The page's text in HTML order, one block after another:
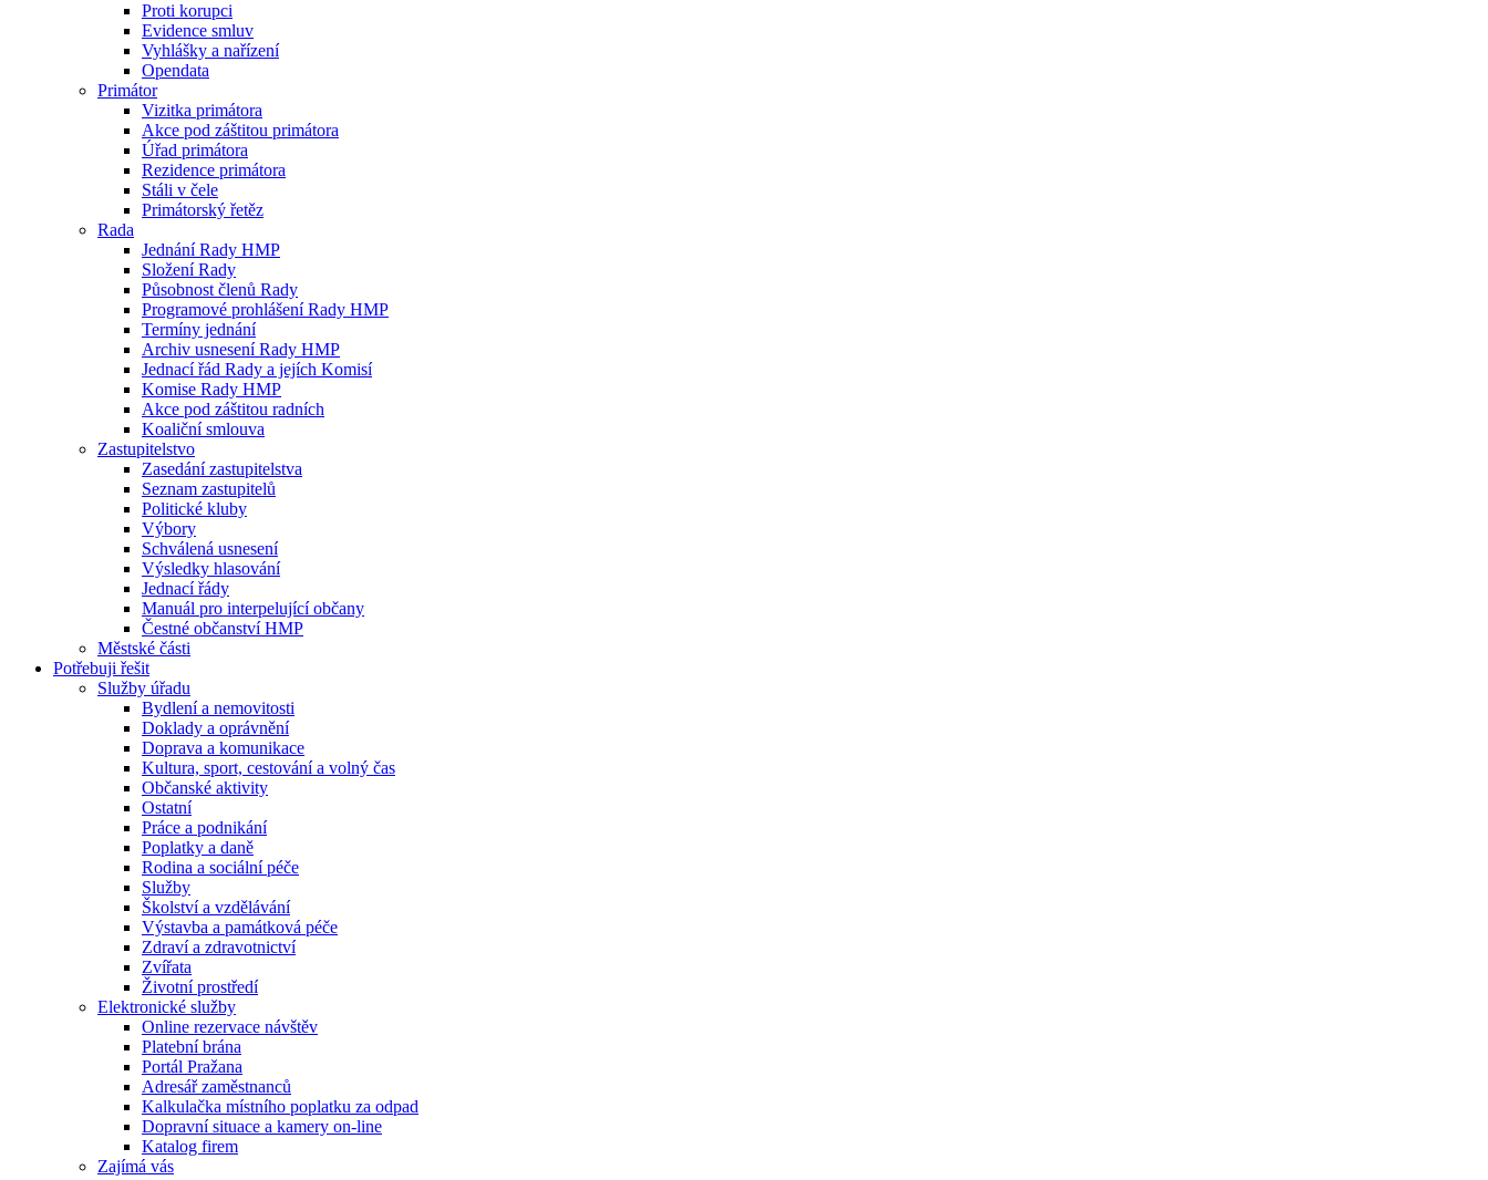
Proti korupci
Evidence smluv
Vyhlášky a nařízení
Opendata
Primátor
Vizitka primátora
Akce pod záštitou primátora
Úřad primátora
Rezidence primátora
Stáli v čele
Primátorský řetěz
Rada
Jednání Rady HMP
Složení Rady
Působnost členů Rady
Programové prohlášení Rady HMP
Termíny jednání
Archiv usnesení Rady HMP
Jednací řád Rady a jejích Komisí
Komise Rady HMP
Akce pod záštitou radních
Koaliční smlouva
Zastupitelstvo
Zasedání zastupitelstva
Seznam zastupitelů
Politické kluby
Výbory
Schválená usnesení
Výsledky hlasování
Jednací řády
Manuál pro interpelující občany
Čestné občanství HMP
Městské části
Potřebuji řešit
Služby úřadu
Bydlení a nemovitosti
Doklady a oprávnění
Doprava a komunikace
Kultura, sport, cestování a volný čas
Občanské aktivity
Ostatní
Práce a podnikání
Poplatky a daně
Rodina a sociální péče
Služby
Školství a vzdělávání
Výstavba a památková péče
Zdraví a zdravotnictví
Zvířata
Životní prostředí
Elektronické služby
Online rezervace návštěv
Platební brána
Portál Pražana
Adresář zaměstnanců
Kalkulačka místního poplatku za odpad
Dopravní situace a kamery on-line
Katalog firem
Zajímá vás